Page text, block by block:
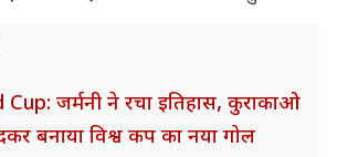
जर्मनी ने रचा इतिहास, कुराकाओ
बनाया विश्व कप का नया गोल